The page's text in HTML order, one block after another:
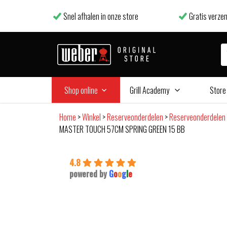
Snel afhalen in onze store Gratis
Shop online Grill Academy Store
Home >Winkel >Reserveonderdelen >
MASTER TOUCH 57CM SPRING GREEN 15 BB
4.8
powered by Google